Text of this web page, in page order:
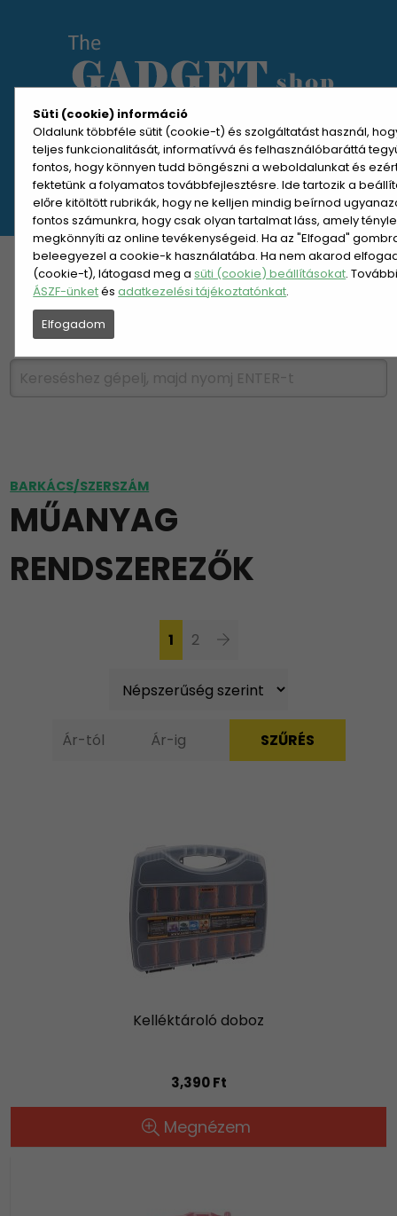
Süti (cookie) információ
Oldalunk többféle sütit (cookie-t) és szolgáltatást használ,
teljes funkcionalitását, informatívvá és felhasználóbaráttá
fontos, hogy könnyen tudd böngészni a weboldalunkat és
fektetünk a folyamatos továbbfejlesztésre. Ide tartozik a
előre kitöltött rubrikák, hogy ne kelljen mindig beírnod
fontos számunkra, hogy csak olyan tartalmat láss, amely
megkönnyíti az online tevékenységeid. Ha az "Elfogad"
beleegyezel a cookie-k használatába. Ha nem akarod
(cookie-t), látogasd meg asüti (cookie) beállításokat.
ÁSZF-ünketésadatkezelési tájékoztatónkat.
Elfogadom
MENÜ MEGNYITÁSA
REGISZTRÁCIÓ BELÉPÉS
KATEGÓRIÁK HETI AJÁNLAT
ÚJDONSÁGOK NÉPSZERŰ
BARKÁCS/SZERSZÁM
MŰANYAG
RENDSZEREZŐK
1 2
Kelléktároló doboz
3,390 Ft
Megnézem